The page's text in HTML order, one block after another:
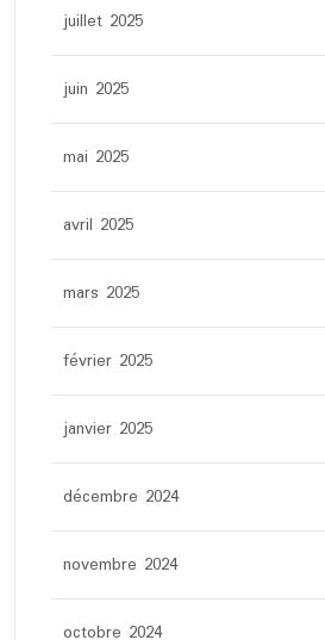
juillet 2025
juin 2025
mai 2025
avril 2025
mars 2025
février 2025
janvier 2025
décembre 2024
novembre 2024
octobre 2024